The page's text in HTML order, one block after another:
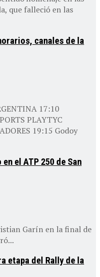
que falleció en las
canales de la
17:10
PLAYTYC
19:15 Godoy
el ATP 250 de San
Garín en la final de
etapa del Rally de la